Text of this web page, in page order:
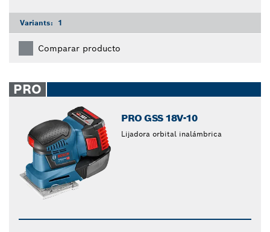
Variants: 1
Comparar producto
PRO
PRO GSS 18V-10
Lijadora orbital inalámbrica